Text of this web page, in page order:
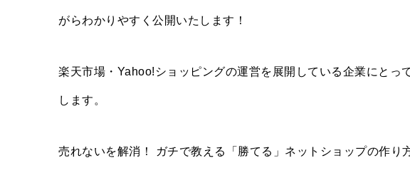
がらわかりやすく公開いたします！
楽天市場・Yahoo!ショッピングの運営を展開している企業にとっ
します。
売れないを解消！ ガチで教える「勝てる」ネットショップの作り